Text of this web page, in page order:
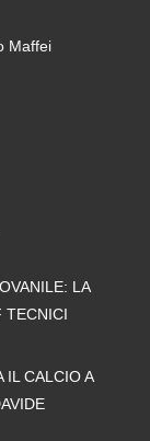
Maffei
LA
TECNICI
IL CALCIO A